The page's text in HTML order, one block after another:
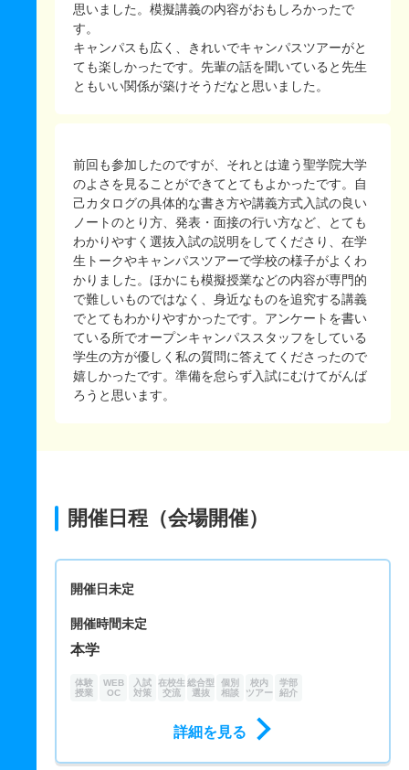
思いました。模擬講義の内容がおもしろかったで
す。
キャンパスも広く、きれいでキャンパスツアーがと
ても楽しかったです。先輩の話を聞いていると先生
ともいい関係が築けそうだなと思いました。
前回も参加したのですが、それとは違う聖学院大学
のよさを見ることができてとてもよかったです。自
己カタログの具体的な書き方や講義方式入試の良い
ノートのとり方、発表・面接の行い方など、とても
わかりやすく選抜入試の説明をしてくださり、在学
生トークやキャンパスツアーで学校の様子がよくわ
かりました。ほかにも模擬授業などの内容が専門的
で難しいものではなく、身近なものを追究する講義
でとてもわかりやすかったです。アンケートを書い
ている所でオープンキャンパススタッフをしている
学生の方が優しく私の質問に答えてくださったので
嬉しかったです。準備を怠らず入試にむけてがんば
ろうと思います。
開催日程（会場開催）
開催日未定
開催時間未定
本学
体験
授業
WEB
OC
入試
対策
在校生
交流
総合型
選抜
個別
相談
校内
ツアー
学部
紹介
詳細を見る